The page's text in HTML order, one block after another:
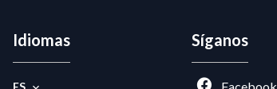
Idiomas
ES
Síganos